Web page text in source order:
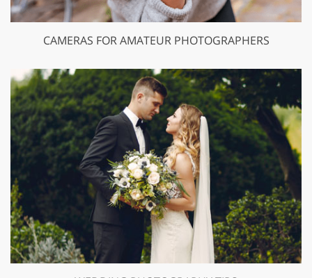
CAMERAS FOR AMATEUR PHOTOGRAPHERS